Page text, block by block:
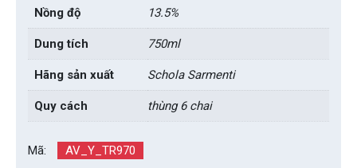
Nồng độ 13.5%
Dung tích 750ml
Hãng sản xuất Schola Sarmenti
Quy cách thùng 6 chai
Mã: AV_Y_TR970